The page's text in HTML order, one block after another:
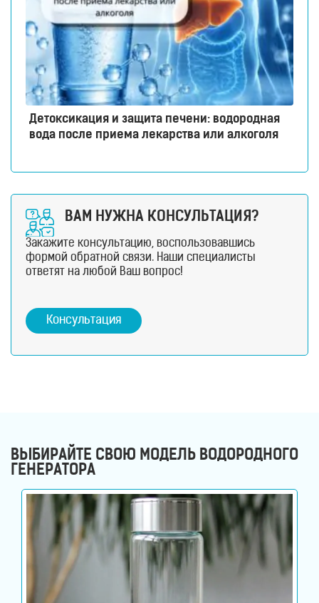
Детоксикация и защита печени: водородная
вода после приема лекарства или алкоголя
ВАМ НУЖНА КОНСУЛЬТАЦИЯ?
Закажите консультацию, воспользовавшись
формой обратной связи. Наши специалисты
ответят на любой Ваш вопрос!
Консультация
ВЫБИРАЙТЕ СВОЮ МОДЕЛЬ ВОДОРОДНОГО
ГЕНЕРАТОРА